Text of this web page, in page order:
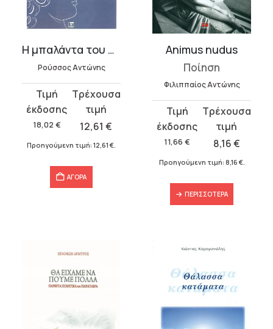
Η μπαλάντα του θεϊκού ανθρώπου
Ρούσσος Αντώνης
18,02 €
Original
price
was:
18,02 €.
12,61 €
τρέχουσα
τιμή
Προηγούμενη τιμή: 12,61 €
ΑΓΟΡΑ
Animus nudus
Ποίηση
Φιλιππαίος Αντώνης
11,66 €
Original
price
was:
8,16€
τρέχουσα
τιμή
Προηγούμενη τιμή: 8,16 €.
ΠΕΡΙΣΣΌΤΕΡΑ